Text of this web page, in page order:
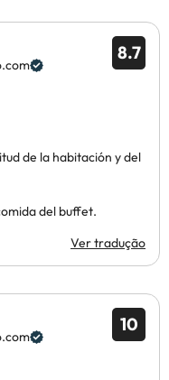
8.7
de la habitación y del
del buffet.
Ver tradução
10